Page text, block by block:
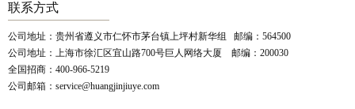
联系方式
公司地址：贵州省遵义市仁怀市茅台镇上坪村新华组 邮编：564500
公司地址：上海市徐汇区宜山路700号巨人网络大厦 邮编：200030
全国招商：400-966-5219
公司邮箱：service@huangjinjiuye.com